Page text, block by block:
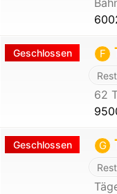
Geschlossen F
62
Geschlossen G